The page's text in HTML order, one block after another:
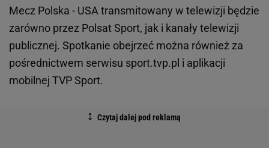
Mecz Polska - USA transmitowany w telewizji będzie
zarówno przez Polsat Sport, jak i kanały telewizji
publicznej. Spotkanie obejrzeć można również za
pośrednictwem serwisu sport.tvp.pl i aplikacji
mobilnej TVP Sport.